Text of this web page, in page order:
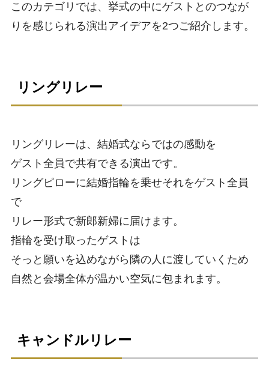
このカテゴリでは、挙式の中にゲストとのつなが
りを感じられる演出アイデアを2つご紹介します。
リングリレー
リングリレーは、結婚式ならではの感動を
ゲスト全員で共有できる演出です。
リングピローに結婚指輪を乗せそれをゲスト全員
で
リレー形式で新郎新婦に届けます。
指輪を受け取ったゲストは
そっと願いを込めながら隣の人に渡していくため
自然と会場全体が温かい空気に包まれます。
キャンドルリレー